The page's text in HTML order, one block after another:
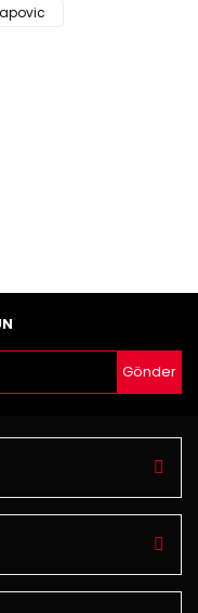
Gönder